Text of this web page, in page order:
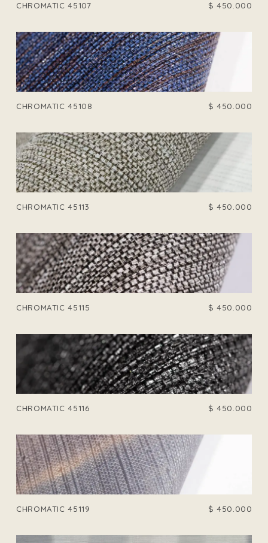
CHROMATIC 45107 $ 450.000
CHROMATIC 45108 $ 450.000
CHROMATIC 45113 $ 450.000
CHROMATIC 45115 $ 450.000
CHROMATIC 45116 $ 450.000
CHROMATIC 45119 $ 450.000